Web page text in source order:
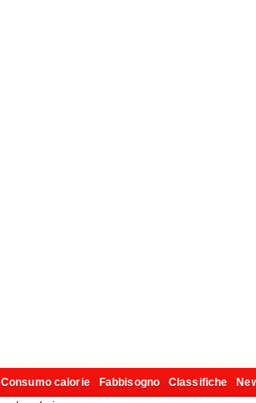
Consumo calorie Fabbisogno Classifiche